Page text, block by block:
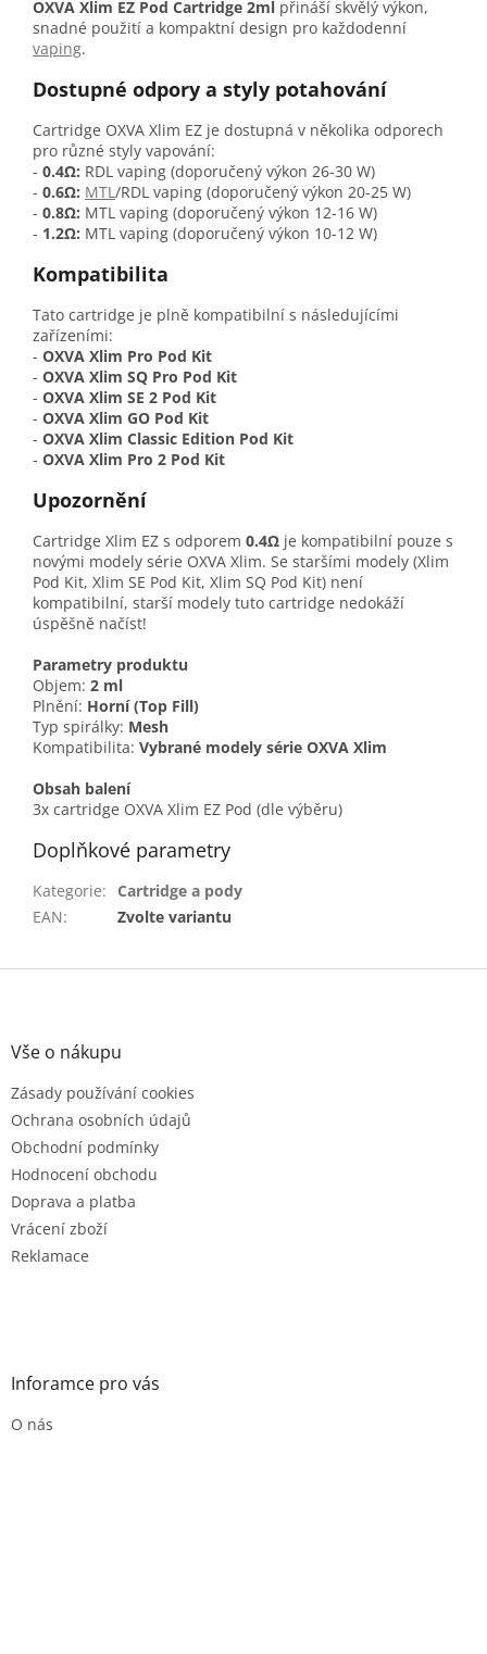
OXVA Xlim EZ Pod Cartridge 2ml přináší skvělý výkon,
snadné použití a kompaktní design pro každodenní
vaping.
Dostupné odpory a styly potahování
Cartridge OXVA Xlim EZ je dostupná v několika odporech
pro různé styly vapování:
- 0.4Ω: RDL vaping (doporučený výkon 26-30 W)
- 0.6Ω: MTL /RDL vaping (doporučený výkon 20-25 W)
- 0.8Ω: MTL vaping (doporučený výkon 12-16 W)
- 1.2Ω: MTL vaping (doporučený výkon 10-12 W)
Kompatibilita
Tato cartridge je plně kompatibilní s následujícími
zařízeními:
- OXVA Xlim Pro Pod Kit
- OXVA Xlim SQ Pro Pod Kit
- OXVA Xlim SE 2 Pod Kit
- OXVA Xlim GO Pod Kit
- OXVA Xlim Classic Edition Pod Kit
- OXVA Xlim Pro 2 Pod Kit
Upozornění
Cartridge Xlim EZ s odporem 0.4Ω je kompatibilní pouze s
novými modely série OXVA Xlim. Se staršími modely (Xlim
Pod Kit, Xlim SE Pod Kit, Xlim SQ Pod Kit) není
kompatibilní, starší modely tuto cartridge nedokáží
úspěšně načíst!
Parametry produktu
Objem: 2 ml
Plnění: Horní (Top Fill)
Typ spirálky: Mesh
Kompatibilita: Vybrané modely série OXVA Xlim
Obsah balení
3x cartridge OXVA Xlim EZ Pod (dle výběru)
Doplňkové parametry
Kategorie:
Cartridge a pody
EAN: Zvolte variantu
Z
Vše o nákupu
Zásady používání cookies
Ochrana osobních údajů
Obchodní podmínky
Hodnocení obchodu
Doprava a platba
Vrácení zboží
Reklamace
Inforamce pro vás
O nás